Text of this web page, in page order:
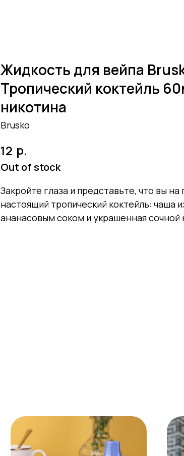
Жидкость для вейпа
Тропический коктейль
никотина
Brusko
12 р.
Out of stock
Закройте глаза и представьте, что вы
настоящий тропический коктейль: чаша
ананасовым соком и украшенная сочной